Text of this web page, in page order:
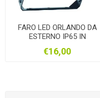
FARO LED ORLANDO DA
ESTERNO IP65 IN
NATURALE
€16,00